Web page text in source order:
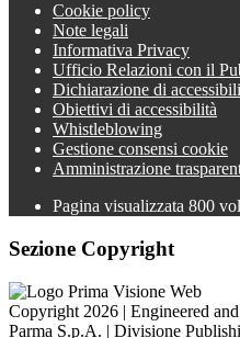
Cookie policy
Note legali
Informativa Privacy
Ufficio Relazioni con il
Dichiarazione di
Obiettivi di accessibilità
Whistleblowing
Gestione consensi cookie
Amministrazione
Pagina visualizzata 800
Sezione Copyright
Copyright 2026 | Engineered
Parma S.p.A. | Divisione